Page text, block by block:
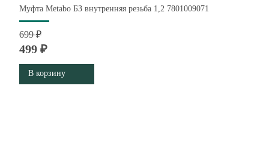
Муфта Metabo БЗ внутренняя резьба 1,2 7801009071
699 ₽
499 ₽
В корзину